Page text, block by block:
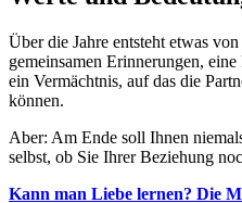
Über die Jahre entsteht etwas
gemeinsamen Erinnerungen,
ein Vermächtnis, auf das die
können.
Aber: Am Ende soll Ihnen
selbst, ob Sie Ihrer Beziehung
Kann man Liebe lernen? Die